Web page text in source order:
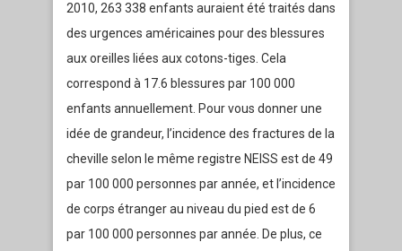
2010, 263 338 enfants auraient été traités dans
des urgences américaines pour des blessures
aux oreilles liées aux cotons-tiges. Cela
correspond à 17.6 blessures par 100 000
enfants annuellement. Pour vous donner une
idée de grandeur, l’incidence des fractures de la
cheville selon le même registre NEISS est de 49
par 100 000 personnes par année, et l’incidence
de corps étranger au niveau du pied est de 6
par 100 000 personnes par année. De plus, ce